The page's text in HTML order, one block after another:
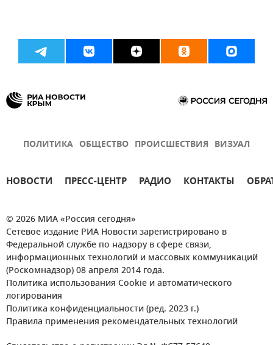
ПОЛИТИКА ОБЩЕСТВО ПРОИСШЕСТВИЯ ВИЗУАЛ
НОВОСТИ ПРЕСС-ЦЕНТР РАДИО КОНТАКТЫ
© 2026 МИА «Россия сегодня»
Сетевое издание РИА Новости зарегистрировано в
Федеральной службе по надзору в сфере связи,
информационных технологий и массовых коммуникаций
(Роскомнадзор) 08 апреля 2014 года.
Политика использования Cookie и автоматического
логирования
Политика конфиденциальности (ред. 2023 г.)
Правила применения рекомендательных технологий